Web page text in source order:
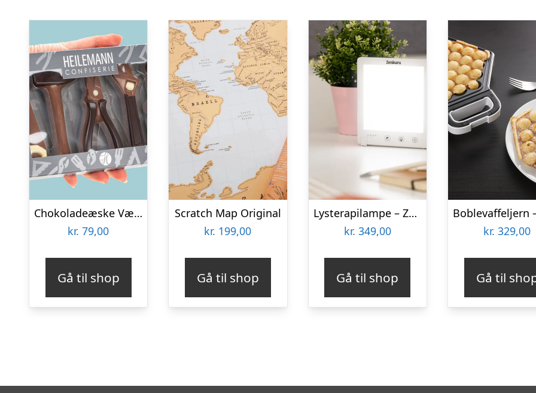
Chokoladeæske Værktøj
kr. 79,00
Gå til shop
Scratch Map Original
kr. 199,00
Gå til shop
Lysterapilampe – Zenkuru
kr. 349,00
Gå til shop
kr. 329,00
Gå til